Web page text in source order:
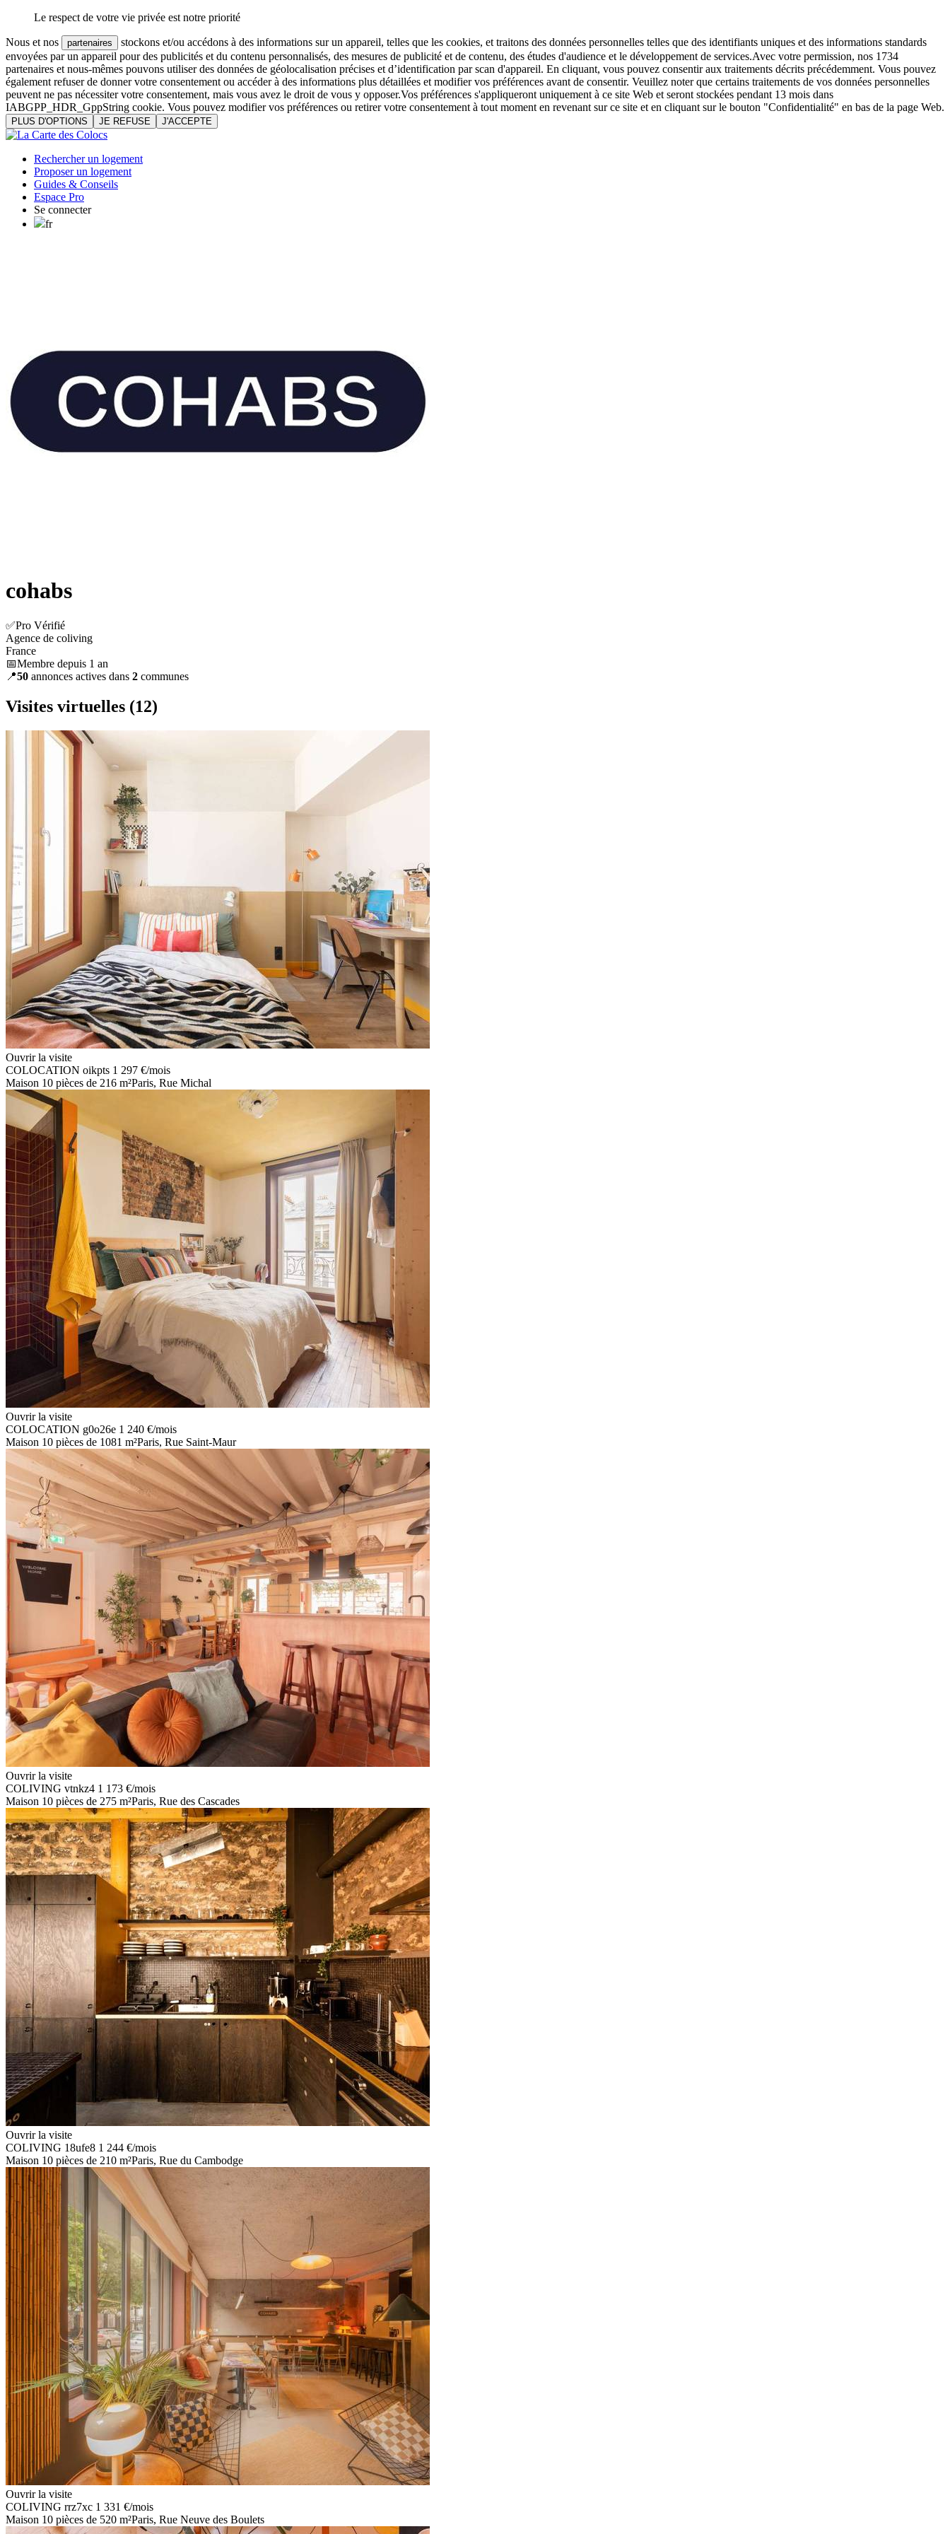
Le respect de votre vie privée est notre priorité
Nous et nos partenaires
stockons et/ou accédons à des informations sur un appareil, telles que les cookies, et traitons des données personnelles telles que des identifiants uniques et des informations standards
envoyées par un appareil pour des publicités et du contenu personnalisés, des mesures de publicité et de contenu, des études d'audience et le développement de services.Avec votre permission, nos 1734
partenaires et nous-mêmes pouvons utiliser des données de géolocalisation précises et d’identification par scan d'appareil. En cliquant, vous pouvez consentir aux traitements décrits précédemment. Vous pouvez
également refuser de donner votre consentement ou accéder à des informations plus détaillées et modifier vos préférences avant de consentir. Veuillez noter que certains traitements de vos données personnelles
peuvent ne pas nécessiter votre consentement, mais vous avez le droit de vous y opposer.Vos préférences s'appliqueront uniquement à ce site Web et seront stockées pendant 13 mois dans
IABGPP_HDR_GppString cookie. Vous pouvez modifier vos préférences ou retirer votre consentement à tout moment en revenant sur ce site et en cliquant sur le bouton "Confidentialité" en bas de la page Web.
PLUS D'OPTIONS JE REFUSE J'ACCEPTE
Rechercher un logement
Proposer un logement
Guides & Conseils
Espace Pro
Se connecter
fr
cohabs
✅Pro Vérifié
Agence de coliving
France
📅Membre depuis 1 an
📍50 annonces actives dans 2 communes
Visites virtuelles (12)
Ouvrir la visite
COLOCATION oikpts 1 297 €/mois
Maison 10 pièces de 216 m²Paris, Rue Michal
Ouvrir la visite
COLOCATION g0o26e 1 240 €/mois
Maison 10 pièces de 1081 m²Paris, Rue Saint-Maur
Ouvrir la visite
COLIVING vtnkz4 1 173 €/mois
Maison 10 pièces de 275 m²Paris, Rue des Cascades
Ouvrir la visite
COLIVING 18ufe8 1 244 €/mois
Maison 10 pièces de 210 m²Paris, Rue du Cambodge
Ouvrir la visite
COLIVING rrz7xc 1 331 €/mois
Maison 10 pièces de 520 m²Paris, Rue Neuve des Boulets